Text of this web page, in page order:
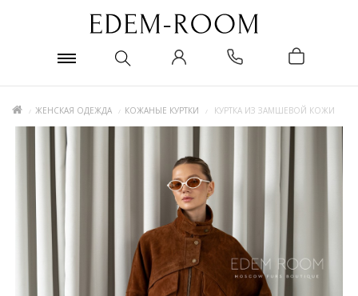
ЖЕНСКАЯ ОДЕЖДА КОЖАНЫЕ КУРТКИ КУРТКА ИЗ ЗАМШЕВОЙ КОЖИ